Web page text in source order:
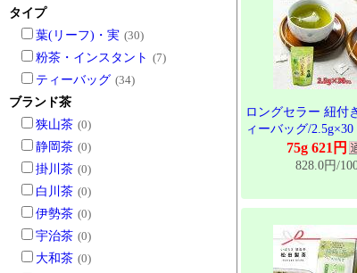
タイプ
葉(リーフ)・実 (30)
粉茶・インスタント (7)
ティーバッグ (34)
ブランド茶
狭山茶 (0)
静岡茶 (0)
掛川茶 (0)
白川茶 (0)
伊勢茶 (0)
宇治茶 (0)
大和茶 (0)
ロングセラー 紐付
ィーバッグ/
茶 猿島茶 茨城県 産
田製茶 らくらく お
75g 621円
828.0円/